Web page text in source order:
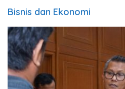
Bisnis dan Ekonomi